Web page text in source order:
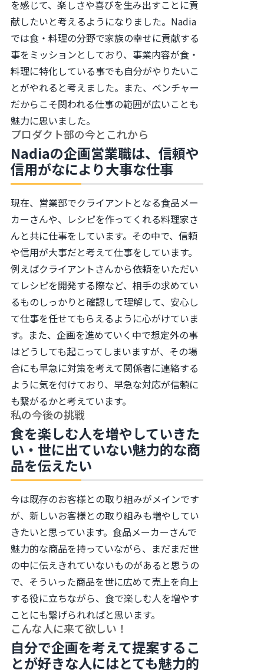
を感じて、楽しさや喜びを生み出すことに貢
献したいと考えるようになりました。Nadia
では食・料理の分野で家族の幸せに貢献する
事をミッションとしており、事業内容が食・
料理に特化している事でも自分がやりたいこ
とがやれると考えました。また、ベンチャー
だからこそ関われる仕事の範囲が広いことも
魅力に思いました。
プロダクト部の今とこれから
Nadiaの企画営業職は、信頼や
信用がなにより大事な仕事
現在、営業部でクライアントとなる食品メー
カーさんや、レシピを作ってくれる料理家さ
んと共に仕事をしています。その中で、信頼
や信用が大事だと考えて仕事をしています。
例えばクライアントさんから依頼をいただい
てレシピを開発する際など、相手の求めてい
るものしっかりと確認して理解して、安心し
て仕事を任せてもらえるように心がけていま
す。また、企画を進めていく中で想定外の事
はどうしても起こってしまいますが、その場
合にも早急に対策を考えて関係者に連絡する
ように気を付けており、早急な対応が信頼に
も繋がるかと考えています。
私の今後の挑戦
食を楽しむ人を増やしていきた
い・世に出ていない魅力的な商
品を伝えたい
今は既存のお客様との取り組みがメインです
が、新しいお客様との取り組みも増やしてい
きたいと思っています。食品メーカーさんで
魅力的な商品を持っていながら、まだまだ世
の中に伝えきれていないものがあると思うの
で、そういった商品を世に広めて売上を向上
する役に立ちながら、食で楽しむ人を増やす
ことにも繋げられればと思います。
こんな人に来て欲しい！
自分で企画を考えて提案するこ
とが好きな人にはとても魅力的